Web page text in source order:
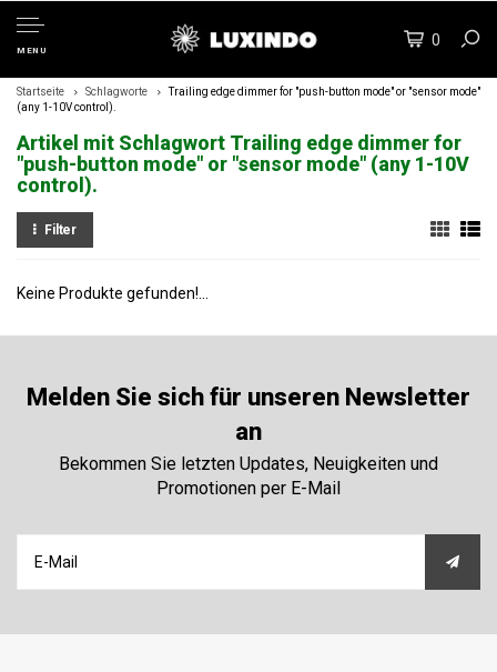
MENU
0
Startseite Schlagworte
Trailing edge dimmer for "push-button mode" or "sensor mode"
(any 1-10V control).
Artikel mit Schlagwort Trailing edge dimmer for
"push-button mode" or "sensor mode" (any 1-10V
control).
Filter
Keine Produkte gefunden!...
Melden Sie sich für unseren Newsletter
an
Bekommen Sie letzten Updates, Neuigkeiten und
Promotionen per E-Mail